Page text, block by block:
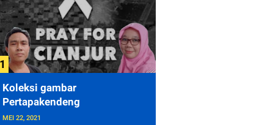
Koleksi gambar
Pertapakendeng
MEI 22, 2021